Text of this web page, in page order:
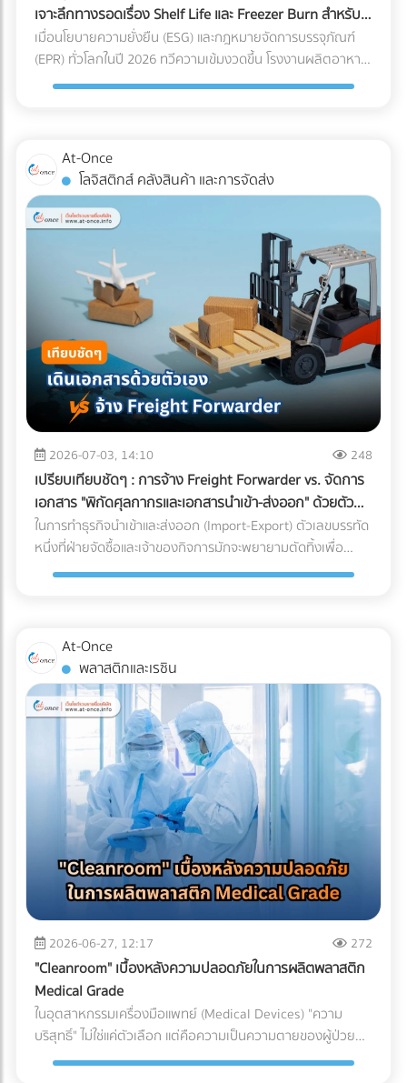
ต้องทำ: ตรวจสอบความสูงของราวกันตก (Parapet) ว่ามีความ
สูงเพียงพอและแข็งแรงหรือไม่ นอกจากนี้ต้องมีป้ายบอกทางหนี
ไฟที่ชัดเจน ระบบแสงสว่างฉุกเฉิน และบันไดที่กว้างพอสำหรับการ
อพยพผู้คนหากเกิดเหตุฉุกเฉิน 3. สภาพการระบายน้ำ
(Drainage System) ดาดฟ้าคือด่านแรกที่ต้องปะทะกับพายุฝน
ขัง สิ่งที่ต้องทำ: ก่อนปูพื้นใหม่ ควรเช็กระดับความลาดเอียงของ
พื้นคอนกรีตว่าสามารถทำให้น้ำไหล ลงท่อได้สะดวกหรือไม่ และ
ควรเพิ่มจุดระบายน้ำ หรือใส่ตะแกรงกันเศษใบไม้ขยะอุดตัน ????
จุดบอดสำคัญ: ทำไม "ระบบกันซึม" ถึงเป็นสิ่งที่ห้ามตัดงบทิ้งเด็ด
ขาด? หลายคนมักตกหลุมพรางด้วยการนำหญ้าเทียม แผ่นไม้
เทียม (Wood Plastic Composite) หรือกระเบื้อง ไปปูทับลงบน
พื้นคอนกรีตดาดฟ้าเดิมโดยตรง เพราะคิดว่าพื้นปูนเก่าก็ดูแข็ง
แรงดี แต่นี่คือ "ฝันร้าย" ที่รอวันปะทุเมื่อหน้าฝนมาเยือน
ธรรมชาติของพื้นคอนกรีตดาดฟ้าที่ต้องตากแดดตากฝนมา
หลายปี ย่อมมีการยืดและหดตัวจนเกิด "รอยแตกร้าวขนาดเล็ก
(Hairline Cracks)" ที่ตาเปล่ามองไม่เห็น เมื่อคุณนำวัสดุไปปูทับ
น้ำฝนจะซึมผ่านร่องพื้นลงไปขังอยู่ใต้แผ่นหญ้าเทียมหรือพื้นไม้
ความชื้นที่สะสมอยู่ตลอดเวลาจะค่อยๆ แทรกซึมลงตามรอยร้าว
ของคอนกรีต ผลลัพธ์ที่ตามมาหากไม่ทำระบบกันซึม: เหล็กเส้น
เป็นสนิมและดันปูนแตก: ความชื้นจะทำปฏิกิริยากับเหล็กเส้นใน
โครงสร้างพื้นคอนกรีต ทำให้เหล็กบวมและดันให้คอนกรีตหลุด
ร่อน (Spalling Concrete) ฝ้าเพดานชั้นล่างพังทลาย: น้ำที่ซึม
ลงมาจะหยดใส่ฝ้าเพดานชั้นล่าง ทำให้ฝ้าเกิดรอยด่าง เป็นเชื้อรา
หรือทะลุพังลงมา ทำลายเฟอร์นิเจอร์และระบบไฟที่เพิ่งทำใหม่
ทั้งหมด ค่าซ่อมแซมที่แพงกว่าค่าป้องกัน: หากเกิดน้ำรั่วซึม คุณ
ตั้งแต่แรกหลายเท่าตัว เลือกระบบกันซึมดาดฟ้าอย่างไรให้จบ
ปัญหา? ก่อนที่จะเริ่มงานตกแต่ง (Finishing) พื้นผิวดาดฟ้า คุณ
ควรลงทุนกับการทำ ระบบกันซึม (Waterproofing System) ที่มี
คุณภาพ โดยประเภทที่นิยมใช้สำหรับดาดฟ้ามีดังนี้: อะคริลิกกัน
ซึม (Acrylic Waterproof): เหมาะสำหรับดาดฟ้าทั่วไปที่มีการ
สัญจรไม่หนักมาก มีความยืดหยุ่น ทนทานต่อรังสียูวี และช่วย
สะท้อนความร้อนได้ดี โพลียูรีเทนกันซึม (PU Waterproof): เหมาะ
สำหรับพื้นที่ที่มีน้ำขัง หรือดาดฟ้าที่ต้องการปูพื้นกระเบื้อง/ไม้
เทียมทับ มีความยืดหยุ่นสูงมาก ทนต่อรอยแตกร้าวของอาคารได้
ดีเยี่ยม ป้องกันน้ำซึมผ่านได้ 100% บทสรุป การรีโนเวทดาดฟ้าให้
เป็น Rooftop ที่สวยงามและสร้างกำไรให้ธุรกิจ เป็นไอเดียที่ยอด
เยี่ยม แต่รากฐานที่สำคัญที่สุดของความสวยงามนั้นคือ "ความ
ปลอดภัยและโครงสร้างที่ปกป้องอาคารได้" การให้ความสำคัญกับ
ระบบกันซึม ตั้งแต่ขั้นตอนแรกของการออกแบบ คือการปกป้อง
เงินลงทุนก้อนใหญ่ของคุณ ให้คุณดำเนินธุรกิจได้อย่างสบายใจ
ไม่ต้องหวาดผวาทุกครั้งที่เมฆฝนตั้งเค้ามาอีกต่อไป
เจาะลึกทางรอดเรื่อง Shelf Life และ Freezer Burn สำหรับ
โรงงานอุตสาหกรรม
เมื่อนโยบายความยั่งยืน (ESG) และกฎหมายจัดการบรรจุภัณฑ์
(EPR) ทั่วโลกในปี 2026 ทวีความเข้มงวดขึ้น โรงงานผลิตอาหาร
หลายแห่งต่างถูกกดดันให้เปลี่ยนมาใช้ "บรรจุภัณฑ์รักษ์โลก" แต่
เกล็ดน้ำแข็ง (Freezer Burn) หรือเปล่า? และถุงจะกรอบแตกใน
ห้องเย็นไหม?" ความกังวลนี้คือความจริงที่หลีกเลี่ยงไม่ได้ ใน
อุตสาหกรรมอาหารแช่แข็ง การใช้วัสดุรักษ์โลกแบบผิดประเภทอาจ
ทำให้อายุการเก็บรักษาที่เคยอยู่ได้นาน 1-2 ปี ลดลงอย่าง
ฮวบฮาบ หรือเกิดความเสียหายระหว่างขนส่ง ซึ่งส่งผลกระทบ
อย่างรุนแรงต่อกำไรและชื่อเสียงของแบรนด์ เรามาทำความเข้าใจ
ความท้าทายนี้ตามความเป็นจริง พร้อมหา "ทางรอด" เชิง
วิศวกรรมที่จะช่วยให้โรงงานของคุณรักษ์โลกได้ โดยที่อาหารแช่
แข็งยังคงคุณภาพสมบูรณ์ 100% ทำไมบรรจุภัณฑ์รักษ์โลกทั่วไป
ถึงสอบตกใน "ห้องเย็น"? หน้าที่หลักของบรรจุภัณฑ์อาหารแช่
แข็งคือการทนต่ออุณหภูมิติดลบ (ตั้งแต่ -18°C ไปจนถึง -40°C)
และต้องเป็น "เกราะป้องกัน (Barrier)" ไม่ให้ความชื้นระเหยออก
จากอาหารจนเกิดสภาวะ Freezer Burn (เนื้อสัตว์หรืออาหาร
แห้งกระด้างและเสียรสชาติ) พลาสติกแบบดั้งเดิมที่โรงงานนิยมใช้
(เช่น ไนลอนประกบ PE) มีความเหนียว ทนความเย็น และกันรอย
เจาะทะลุจากความแหลมคมของเกล็ดน้ำแข็งได้ดีเยี่ยม แต่มัน
"รีไซเคิลไม่ได้" ในขณะที่หากคุณเปลี่ยนไปใช้พลาสติกชีวภาพที่
ย่อยสลายได้ (เช่น PLA) วัสดุเหล่านี้มักจะเปราะบาง ทนความเย็น
แถมยังมีอัตราการซึมผ่านของไอน้ำ (WVTR) สูง ทำให้อาหารสูญ
ต้องการเดินหน้าเรื่อง Eco-packaging ในอุตสาหกรรมอาหารแช่
แข็ง นี่คือทางออกที่แบรนด์ชั้นนำระดับโลกกำลังปรับใช้: 1. เปลี่ยน
ผ่านสู่ Mono-material PE (พลาสติกชนิดเดียวที่เกิดมาเพื่อ
ความเย็น) วงการอุตสาหกรรมอาหารแช่แข็งในปี 2026 กำลังมุ่ง
หน้าไปที่โครงสร้าง Mono-material PE (Polyethylene) คือการ
ใช้พลาสติกตระกูล PE ทั้งหมดมาทำเป็นถุง เนื่องจาก PE มีจุด
เด่นเรื่องการทนความเย็นจัดได้ดี ไม่กรอบแตก และที่สำคัญคือ
สามารถนำไปรีไซเคิลเข้าสู่ระบบเศรษฐกิจหมุนเวียน (Circular
Economy) ได้ 100% ตอบโจทย์กฎหมายต่างประเทศได้ทันที 2.
ใช้เทคโนโลยี MDO-PE อัปเกรดความเหนียวและป้องกันรอยเจาะ
ทะลุ เพื่อแก้ปัญหาเรื่องความแข็งแรง โรงงานบรรจุภัณฑ์ยุคใหม่จะ
ใช้เทคโนโลยี MDO (Machine Direction Orientation) ในการยืด
(Puncture Resistance) จากมุมแหลมของอาหารแช่แข็ง เช่น
กระดูกหมู กุ้ง หรือเกล็ดน้ำแข็งได้ดีเทียบเท่าการใช้ไนลอนแบบ
ดั้งเดิม 3. กลยุทธ์ Downgauging (รีดความหนา ลดต้นทุน ลด
คาร์บอน) แนวทางรักษ์โลกที่โรงงานทำได้ทันทีโดยไม่ต้องเสี่ยง
เปลี่ยนวัสดุ คือการลดความหนาของฟิล์ม (Downgauging) การ
ใช้เม็ดพลาสติกเกรดพิเศษช่วยให้โรงงานผลิตฟิล์มที่บางลง (เช่น
ลดจาก 100 ไมครอน เหลือ 80 ไมครอน) แต่ยังคงความเหนียว
At-Once
โลจิสติกส์ คลังสินค้า และการจัดส่ง
2026-07-03, 14:10 248
เปรียบเทียบชัดๆ : การจ้าง Freight Forwarder vs. จัดการ
เอกสาร "พิกัดศุลกากรและเอกสารนำเข้า-ส่งออก" ด้วยตัว
เอง
ในการทำธุรกิจนำเข้าและส่งออก (Import-Export) ตัวเลขบรรทัด
หนึ่งที่ฝ่ายจัดซื้อและเจ้าของกิจการมักจะพยายามตัดทิ้งเพื่อ
ประหยัดต้นทุนคือ "ค่าบริการตัวแทนออกของ (Customs
จริง โลกของการค้าระหว่างประเทศถูกผูกมัดด้วยกฎหมายและข้อ
บังคับที่ซับซ้อน การพยายามประหยัดงบหลักพันในการจ้างผู้
เชี่ยวชาญ อาจนำไปสู่ "ต้นทุนแฝงและค่าปรับหลักล้าน" ที่สามารถ
ทำให้ธุรกิจสะดุดจนถึงขั้นวิกฤตได้ นี่คือบทเรียนราคาแพงและ
ความเสี่ยงระดับโครงสร้าง ที่ธุรกิจต้องแบกรับเมื่อตัดสินใจ
จัดการเอกสารและพิกัดศุลกากรด้วยตัวเอง 3 สิ่งที่ไม่อยากให้เกิด
เมื่อการจัดการเอกสารศุลกากรผิดพลาด 1. การสำแดง "พิกัด
ศุลกากร (HS Code)" ผิดพลาด HS Code (Harmonized
System Code) คือรหัสตัวเลขสากลที่ใช้แยกประเภทสินค้าทั่วโลก
ซึ่งรหัสนี้จะเป็นตัวกำหนดอัตราภาษีนำเข้า-ส่งออกที่ธุรกิจต้อง
จ่าย การตีความ HS Code ไม่ใช่เรื่องตรงไปตรงมา สินค้าหนึ่งชิ้น
อาจเข้าข่ายพิกัดได้หลายหมวดหมู่ขึ้นอยู่กับวัสดุหรือการใช้งาน
(เช่น ชิ้นส่วนพลาสติกทั่วไป vs. ชิ้นส่วนพลาสติกสำหรับเครื่อง
มือแพทย์) หากระบุพิกัดผิด (สำแดงภาษีต่ำกว่าความเป็นจริง): แม้
จะเกิดจากความไม่รู้ แต่ในมุมของศุลกากรจะถือเป็นการ "หลีก
เลี่ยงภาษี" ธุรกิจอาจโดนกักตู้สินค้า (Customs Hold) โดนยึด
ของ และถูกเรียกเก็บภาษีย้อนหลังพร้อมค่าปรับที่สูงกว่ามูลค่า
สินค้าหลายเท่าตัว ซึ่งศุลกากรมีสิทธิ์ตรวจสอบย้อนหลังได้สูงสุด
ถึง 10 ปี หากระบุพิกัดผิด (สำแดงภาษีสูงเกินจริง): ธุรกิจจะต้อง
จ่ายภาษีแพงกว่าที่ควรจะเป็น ทำให้ต้นทุนสินค้าสูงขึ้นและสูญเสีย
At-Once
พลาสติกและเรซิน
2026-06-27, 12:17 272
"Cleanroom" เบื้องหลังความปลอดภัยในการผลิตพลาสติก
Medical Grade
ในอุตสาหกรรมเครื่องมือแพทย์ (Medical Devices) "ความ
บริสุทธิ์" ไม่ใช่แค่ตัวเลือก แต่คือความเป็นความตายของผู้ป่วย
แม้ว่านักวิศวกรรมวัสดุจะสามารถคิดค้นเม็ดพลาสติกเกรด